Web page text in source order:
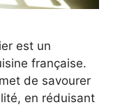
est un
française.
de savourer
en réduisant